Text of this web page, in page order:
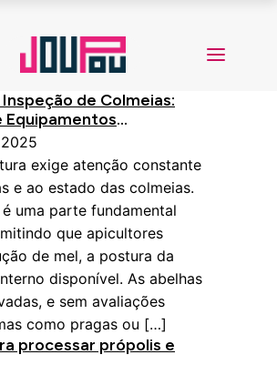
Inspeção de Colmeias:
Equipamentos
exige atenção constante
e ao estado das colmeias.
uma parte fundamental
que apicultores
de mel, a postura da
disponível. As abelhas
e sem avaliações
como pragas ou […]
processar própolis e